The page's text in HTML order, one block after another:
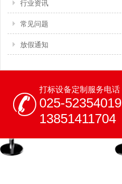
行业资讯
常见问题
放假通知
打标设备定制服务电话
025-52354019
13851411704